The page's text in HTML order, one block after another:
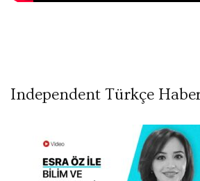
Independent Türkçe